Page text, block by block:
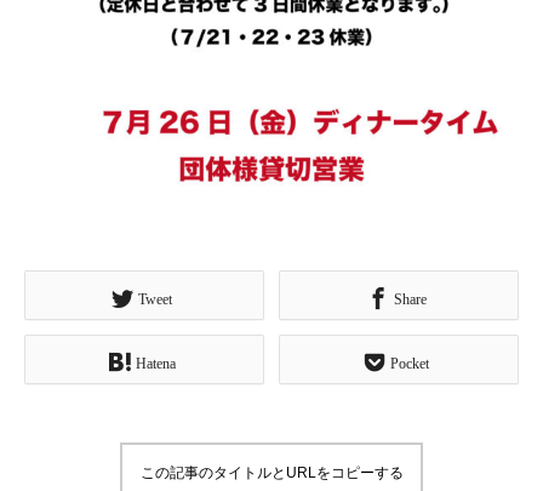
Tweet Share
Hatena Pocket
この記事のタイトルとURLをコピーする